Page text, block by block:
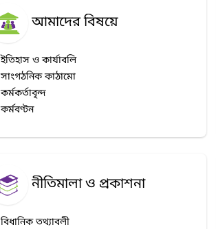
আমাদের বিষয়ে
ইতিহাস ও কার্যাবলি
সাংগঠনিক কাঠামো
কর্মকর্তাবৃন্দ
কর্মবণ্টন
নীতিমালা ও প্রকাশনা
বিধানিক তথ্যাবলী